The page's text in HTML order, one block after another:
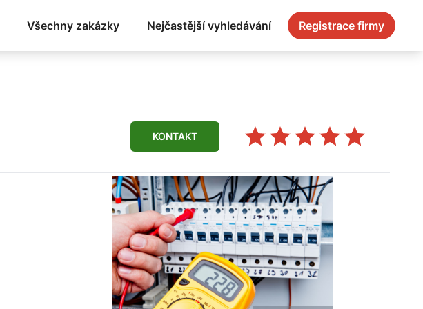
Všechny zakázky Nejčastější vyhledávání Registrace firmy
KONTAKT